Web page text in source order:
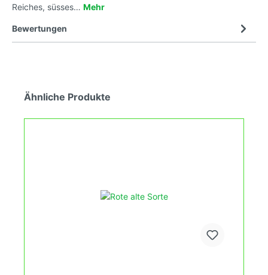
Reiches, süsses… Mehr
Bewertungen
Ähnliche Produkte